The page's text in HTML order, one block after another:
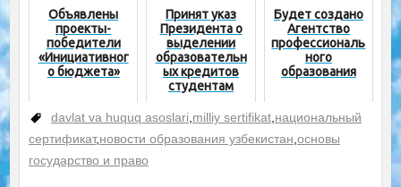
Объявлены
проекты-
победители
«Инициативног
о бюджета»
Принят указ
Президента о
выделении
образовательн
ых кредитов
студентам
Будет создано
Агентство
профессиональ
ного
образования
davlat va huquq asoslari,milliy sertifikat,национальный
сертификат,новости образования узбекистан,основы
государство и право